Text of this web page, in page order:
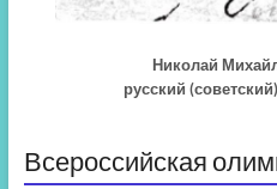
Николай
русский
Всероссийская